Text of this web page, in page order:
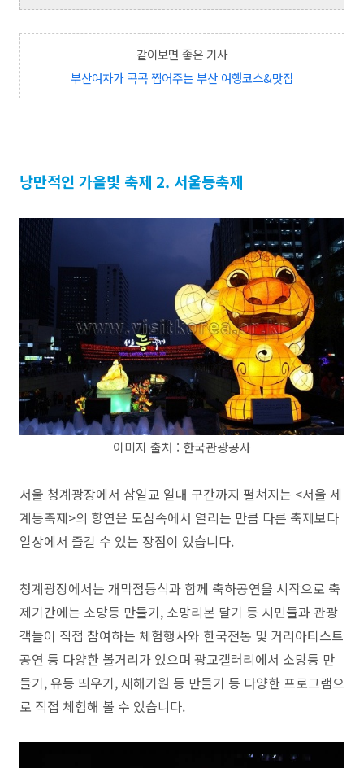
같이보면 좋은 기사
부산여자가 콕콕 찝어주는 부산 여행코스&맛집
낭만적인 가을빛 축제 2. 서울등축제
이미지 출처 : 한국관광공사
서울 청계광장에서 삼일교 일대 구간까지 펼쳐지는 <서울 세
계등축제>의 향연은 도심속에서 열리는 만큼 다른 축제보다
일상에서 즐길 수 있는 장점이 있습니다.
청계광장에서는 개막점등식과 함께 축하공연을 시작으로 축
제기간에는 소망등 만들기, 소망리본 달기 등 시민들과 관광
객들이 직접 참여하는 체험행사와 한국전통 및 거리아티스트
공연 등 다양한 볼거리가 있으며 광교갤러리에서 소망등 만
들기, 유등 띄우기, 새해기원 등 만들기 등 다양한 프로그램으
로 직접 체험해 볼 수 있습니다.